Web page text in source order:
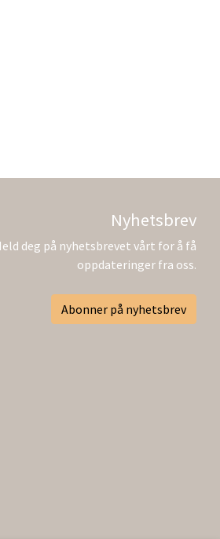
Nyhetsbrev
deg på nyhetsbrevet vårt for å få
oppdateringer fra oss.
Abonner på nyhetsbrev